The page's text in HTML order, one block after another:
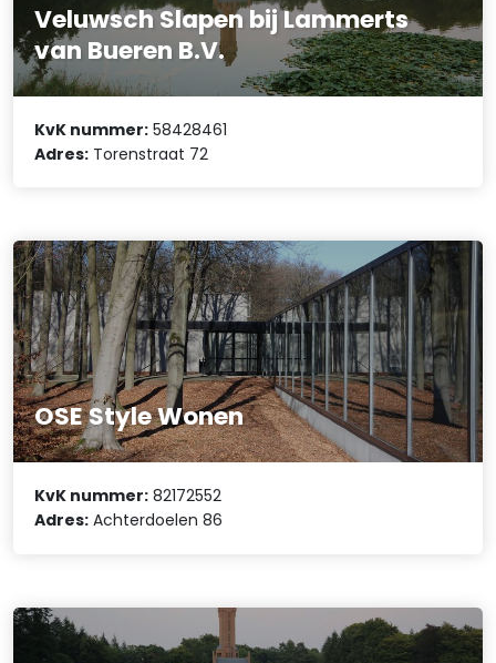
Veluwsch Slapen bij Lammerts
van Bueren B.V.
KvK nummer: 58428461
Adres: Torenstraat 72
OSE Style Wonen
KvK nummer: 82172552
Adres: Achterdoelen 86